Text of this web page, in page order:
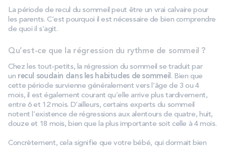
La période de recul du sommeil peut être un vrai calvaire pour
les parents. C’est pourquoi il est nécessaire de bien comprendre
de quoi il s’agit.
Qu’est-ce que la régression du rythme de sommeil ?
Chez les tout-petits, la régression du sommeil se traduit par
un recul soudain dans les habitudes de sommeil. Bien que
cette période survienne généralement vers l’âge de 3 ou 4
mois, il est également courant qu’elle arrive plus tardivement,
entre 6 et 12 mois. D’ailleurs, certains experts du sommeil
notent l’existence de régressions aux alentours de quatre, huit,
douze et 18 mois, bien que la plus importante soit celle à 4 mois.
Concrètement, cela signifie que votre bébé, qui dormait bien